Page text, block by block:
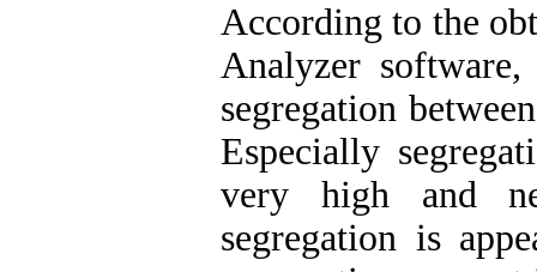
According to the
Analyzer
segregation
Especially
very high and
segregation is